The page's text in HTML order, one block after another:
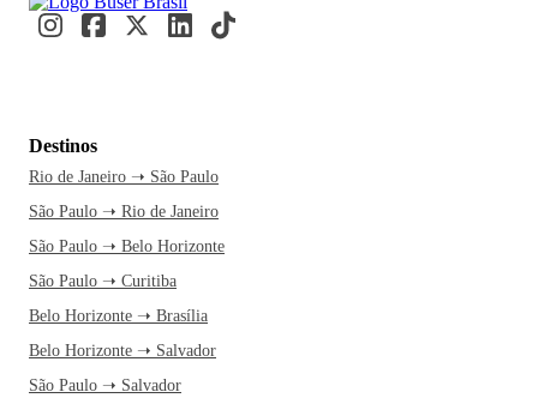
Destinos
Rio de Janeiro ➝ São Paulo
São Paulo ➝ Rio de Janeiro
São Paulo ➝ Belo Horizonte
São Paulo ➝ Curitiba
Belo Horizonte ➝ Brasília
Belo Horizonte ➝ Salvador
São Paulo ➝ Salvador